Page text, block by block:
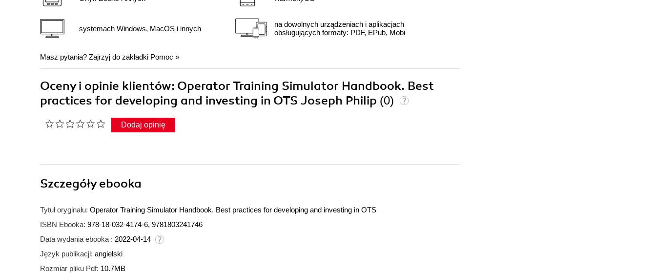
systemach Windows, MacOS i innych
na dowolnych urządzeniach i aplikacjach
obsługujących formaty: PDF, EPub, Mobi
Masz pytania? Zajrzyj do zakładki Pomoc »
Oceny i opinie klientów: Operator Training Simulator Handbook. Best
practices for developing and investing in OTS Joseph Philip (0)
Dodaj opinię
Szczegółyebooka
Tytuł oryginału: Operator Training Simulator Handbook. Best practices for developing and investing in OTS
ISBN Ebooka: 978-18-032-4174-6, 9781803241746
Data wydania ebooka : 2022-04-14
Język publikacji: angielski
Rozmiar pliku Pdf: 10.7MB